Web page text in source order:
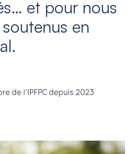
et pour nous
en
de l’IPFPC depuis 2023